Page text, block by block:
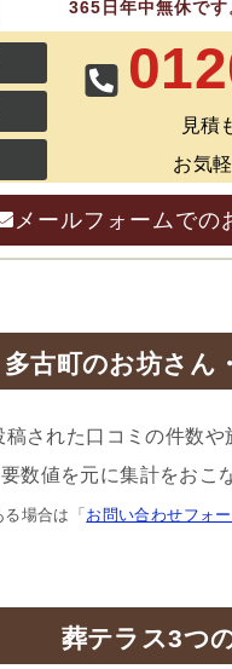
365日年中無休です
見積
お気
メールフォームでの
多古町のお坊さん
された口コミの件数
数値を元に集計をおこ
場合は「 お問い合わせフォ
葬テラス3つ